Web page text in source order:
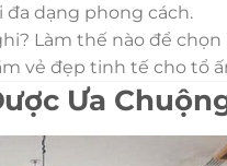
dạng phong cách.
Làm thế nào để
vẻ đẹp tinh tế cho tổ
Ưa